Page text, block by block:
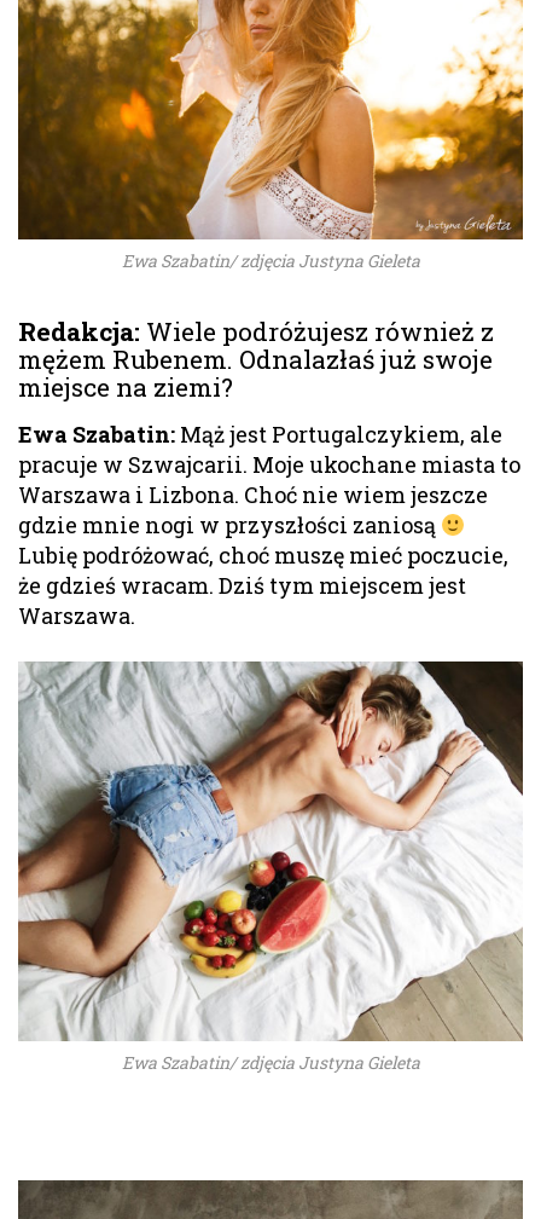
Ewa Szabatin/ zdjęcia Justyna Gieleta
Redakcja: Wiele podróżujesz również z
mężem Rubenem. Odnalazłaś już swoje
miejsce na ziemi?
Ewa Szabatin: Mąż jest Portugalczykiem, ale
pracuje w Szwajcarii. Moje ukochane miasta to
Warszawa i Lizbona. Choć nie wiem jeszcze
gdzie mnie nogi w przyszłości zaniosą
Lubię podróżować, choć muszę mieć poczucie,
że gdzieś wracam. Dziś tym miejscem jest
Warszawa.
Ewa Szabatin/ zdjęcia Justyna Gieleta